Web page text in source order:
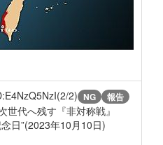
2) NG 報告
世代へ残す『非対称戦』
日”(2023年10月10日)